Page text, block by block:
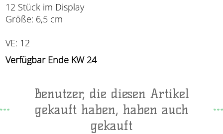
12 Stück im Display
Größe: 6,5 cm
VE: 12
Verfügbar Ende KW 24
Benutzer, die diesen Artikel
gekauft haben, haben auch
gekauft